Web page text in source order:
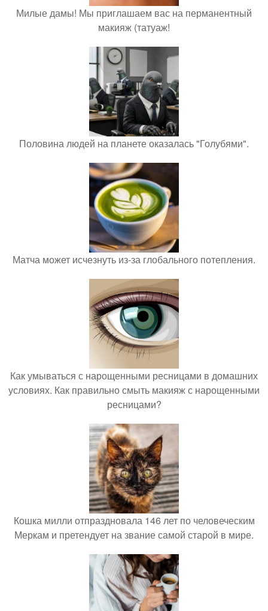
Милые дамы! Мы приглашаем вас на перманентный
макияж (татуаж!
Половина людей на планете оказалась "Голубями".
Матча может исчезнуть из-за глобального потепления.
Как умываться с нарощенными ресницами в домашних
условиях. Как правильно смыть макияж с нарощенными
ресницами?
Кошка милли отпраздновала 146 лет по человеческим
Меркам и претендует на звание самой старой в мире.